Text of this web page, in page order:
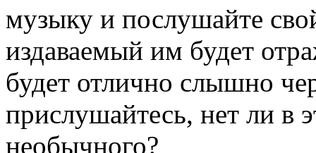
музыку и послушайте
издаваемый им будет
будет отлично слышно
прислушайтесь, нет ли в
необычного?